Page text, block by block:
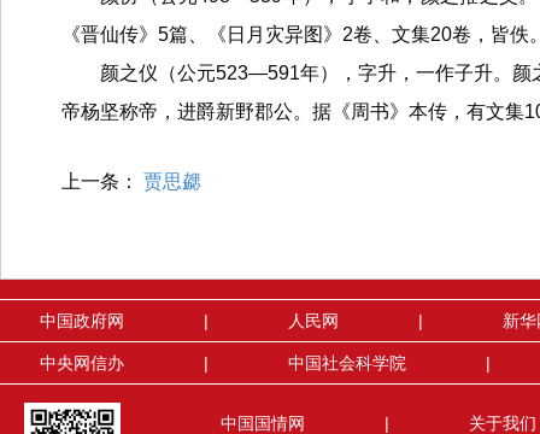
《晋仙传》5篇、《日月灾异图》2卷、文集20卷，皆佚
颜之仪（公元523—591年），字升，一作子升。颜
帝杨坚称帝，进爵新野郡公。据《周书》本传，有文集
上一条： 贾思勰
中国政府网 | 人民网 | 新华
中央网信办 | 中国社会科学院 |
中国国情网 | 关于我们